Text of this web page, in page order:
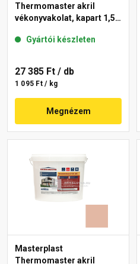
Thermomaster akril
vékonyvakolat, kapart 1,5
Gyártói készleten
27 385 Ft / db
1 095 Ft / kg
Megnézem
Masterplast
Thermomaster akril